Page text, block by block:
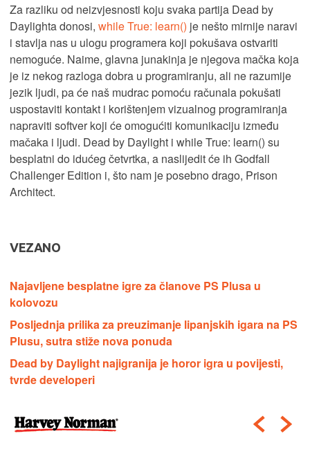
Za razliku od neizvjesnosti koju svaka partija Dead by
Daylighta donosi, while True: learn() je nešto mirnije naravi
i stavlja nas u ulogu programera koji pokušava ostvariti
nemoguće. Naime, glavna junakinja je njegova mačka koja
je iz nekog razloga dobra u programiranju, ali ne razumije
jezik ljudi, pa će naš mudrac pomoću računala pokušati
uspostaviti kontakt i korištenjem vizualnog programiranja
napraviti softver koji će omogućiti komunikaciju između
mačaka i ljudi. Dead by Daylight i while True: learn() su
besplatni do idućeg četvrtka, a naslijedit će ih Godfall
Challenger Edition i, što nam je posebno drago, Prison
Architect.
VEZANO
Najavljene besplatne igre za članove PS Plusa u
kolovozu
Posljednja prilika za preuzimanje lipanjskih igara na PS
Plusu, sutra stiže nova ponuda
Dead by Daylight najigranija je horor igra u povijesti,
tvrde developeri